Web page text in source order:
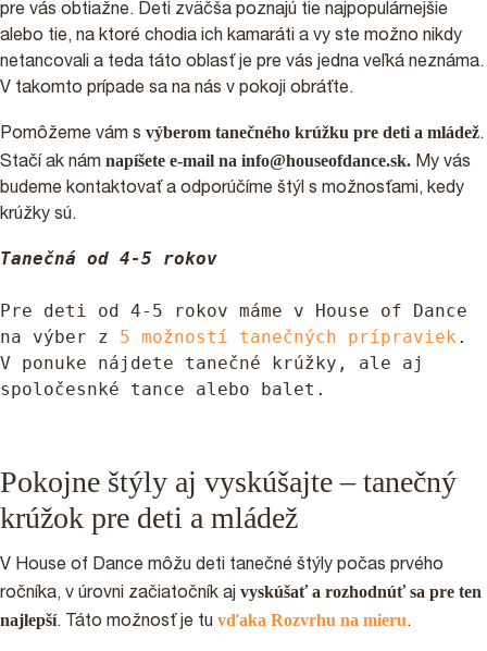
pre vás obtiažne. Deti zväčša poznajú tie najpopulárnejšie
alebo tie, na ktoré chodia ich kamaráti a vy ste možno nikdy
netancovali a teda táto oblasť je pre vás jedna veľká neznáma.
V takomto prípade sa na nás v pokoji obráťte.
Pomôžeme vám s výberom tanečného krúžku pre deti a mládež.
Stačí ak nám napíšete e-mail na info@houseofdance.sk. My vás
budeme kontaktovať a odporúčíme štýl s možnosťami, kedy
krúžky sú.
Tanečná od 4-5 rokov
Pre deti od 4-5 rokov máme v House of Dance
na výber z 5 možností tanečných prípraviek .
V ponuke nájdete tanečné krúžky, ale aj
spoločesnké tance alebo balet.
Pokojne štýly aj vyskúšajte – tanečný
krúžok pre deti a mládež
V House of Dance môžu deti tanečné štýly počas prvého
ročníka, v úrovni začiatočník aj vyskúšať a rozhodnúť sa pre ten
najlepší. Táto možnosť je tu vďaka Rozvrhu na mieru.